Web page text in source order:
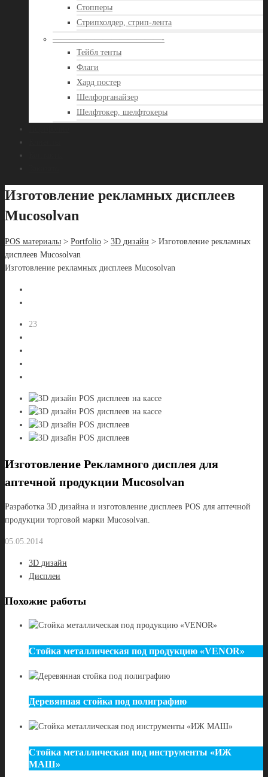
Стопперы
Стрипхолдер, стрип-лента
—————————————-
Тейбл тенты
Флаги
Хард постер
Шелфорганайзер
Шелфтокер, шелфтокеры
Изготовление рекламных дисплеев
Mucosolvan
POS материалы > Portfolio > 3D дизайн > Изготовление рекламных
дисплеев Mucosolvan
Изготовление рекламных дисплеев Mucosolvan
23
Изготовление Рекламного дисплея для
аптечной продукции Mucosolvan
Разработка 3D дизайна и изготовление дисплеев POS для аптечной
продукции торговой марки Mucosolvan.
05.05.2014
3D дизайн
Дисплеи
Похожие работы
Стойка металлическая под продукцию «VENOR»
Деревянная стойка под полиграфию
Стойка металлическая под инструменты «ИЖ
МАШ»